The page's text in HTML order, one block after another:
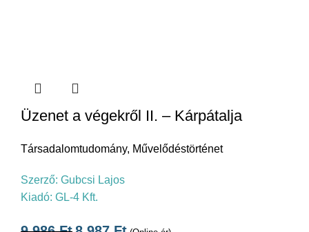
Üzenet a végekről II. – Kárpátalja
Társadalomtudomány, Művelődéstörténet
Szerző: Gubcsi Lajos
Kiadó: GL-4 Kft.